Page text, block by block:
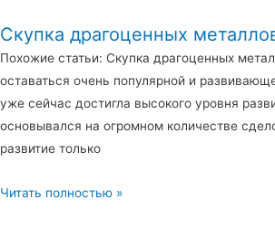
Скупка драгоценных
Похожие статьи: Скупка драгоценных
оставаться очень популярной и
уже сейчас достигла высокого уровня
основывался на огромном количестве
развитие только
Читать полностью »